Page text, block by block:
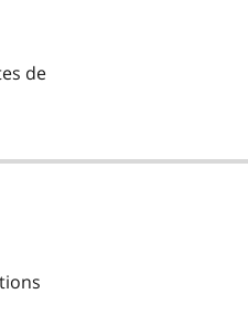
de